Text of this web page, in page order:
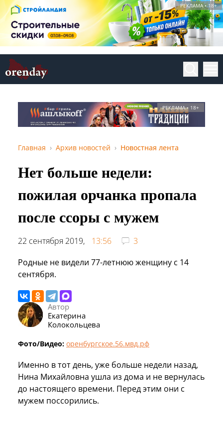
РЕКЛАМА • 18+
РЕКЛАМА • 18+
Главная Архив новостей Новостная лента
Нет больше недели:
пожилая орчанка пропала
после ссоры с мужем
22 сентября 2019, 13:56
3
Родные не видели 77-летнюю женщину с 14
сентября.
Автор
Екатерина
Колокольцева
Фото/Видео: оренбургское.56.мвд.рф
Именно в тот день, уже больше недели назад,
Нина Михайловна ушла из дома и не вернулась
до настоящего времени. Перед этим они с
мужем поссорились.